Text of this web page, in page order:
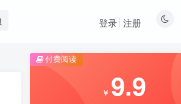
登录 注册
付费阅读
￥ 9.9